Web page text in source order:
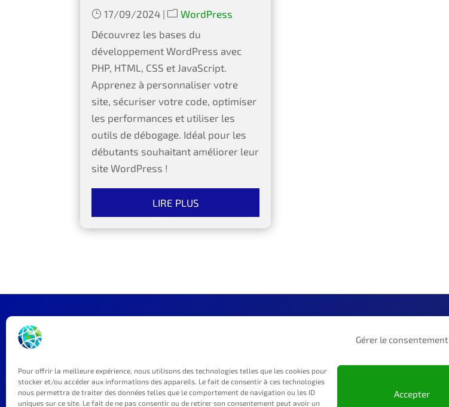
Gérer le consentement
Pour offrir la meilleure expérience, nous utilisons des technologies telles que les cookies pour
stocker et/ou accéder aux informations des appareils. Le fait de consentir à ces technologies
nous permettra de traiter des données telles que le comportement de navigation ou les ID
uniques sur ce site. Le fait de ne pas consentir ou de retirer son consentement peut avoir un
Accepter
17/09/2024 |
WordPress
Découvrez les bases du
développement WordPress avec
PHP, HTML, CSS et JavaScript.
Apprenez à personnaliser votre
site, sécuriser votre code, optimiser
les performances et utiliser les
outils de débogage. Idéal pour les
débutants souhaitant améliorer leur
site WordPress !
LIRE PLUS
Menu général